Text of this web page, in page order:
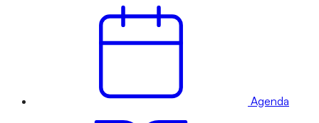
Agenda